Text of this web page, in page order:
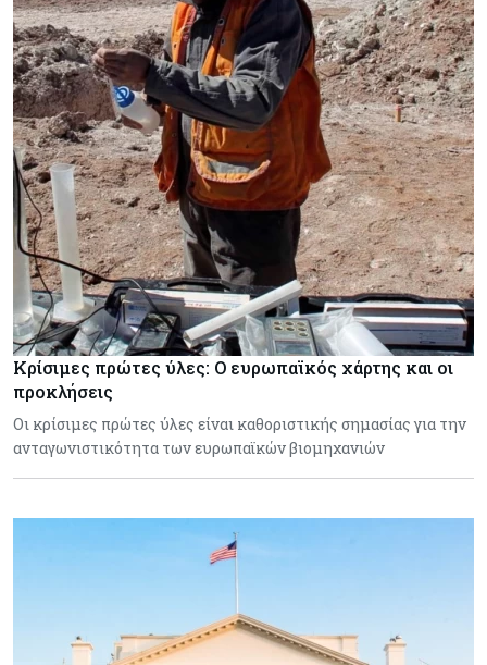
Κρίσιμες πρώτες ύλες: Ο ευρωπαϊκός χάρτης και οι
προκλήσεις
Οι κρίσιμες πρώτες ύλες είναι καθοριστικής σημασίας για την
ανταγωνιστικότητα των ευρωπαϊκών βιομηχανιών